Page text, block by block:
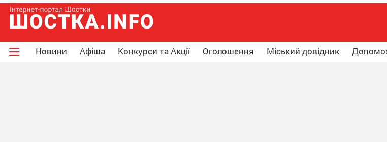
Новини Афіша Конкурси та Акції Оголошення Міський довідник